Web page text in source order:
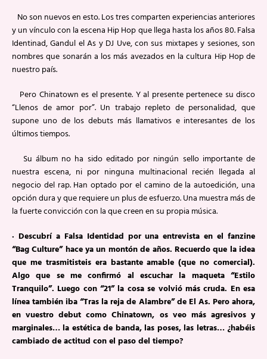
No son nuevos en esto. Los tres comparten experiencias anteriores
y un vínculo con la escena Hip Hop que llega hasta los años 80. Falsa
Identinad, Gandul el As y DJ Uve, con sus mixtapes y sesiones, son
nombres que sonarán a los más avezados en la cultura Hip Hop de
nuestro país.
Pero Chinatown es el presente. Y al presente pertenece su disco
“Llenos de amor por”. Un trabajo repleto de personalidad, que
supone uno de los debuts más llamativos e interesantes de los
últimos tiempos.
Su álbum no ha sido editado por ningún sello importante de
nuestra escena, ni por ninguna multinacional recién llegada al
negocio del rap. Han optado por el camino de la autoedición, una
opción dura y que requiere un plus de esfuerzo. Una muestra más de
la fuerte convicción con la que creen en su propia música.
· Descubrí a Falsa Identidad por una entrevista en el fanzine
“Bag Culture” hace ya un montón de años. Recuerdo que la idea
que me trasmitisteis era bastante amable (que no comercial).
Algo que se me confirmó al escuchar la maqueta “Estilo
Tranquilo”. Luego con “21” la cosa se volvió más cruda. En esa
línea también iba “Tras la reja de Alambre” de El As. Pero ahora,
en vuestro debut como Chinatown, os veo más agresivos y
marginales… la estética de banda, las poses, las letras… ¿habéis
cambiado de actitud con el paso del tiempo?